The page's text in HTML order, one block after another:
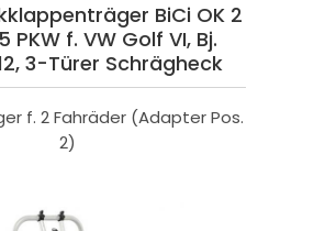
BiCi OK 2
PKW f. VW Golf VI, Bj.
3-Türer Schrägheck
f. 2 Fahräder (Adapter Pos.
2)